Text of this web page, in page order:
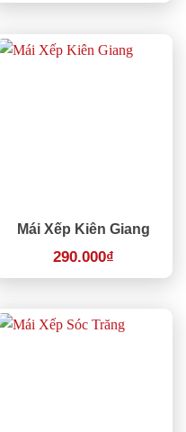
Mái Xếp Kiên Giang
290.000₫